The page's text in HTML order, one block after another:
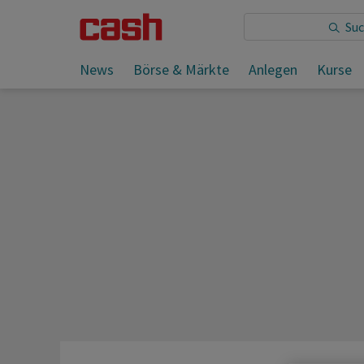
News Börse & Märkte Anlegen Kurse
Sie lesen: